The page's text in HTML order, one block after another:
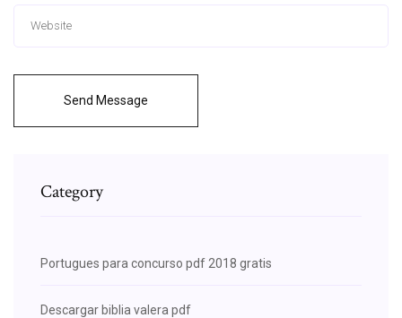
Send Message
Category
Portugues para concurso pdf 2018 gratis
Descargar biblia valera pdf